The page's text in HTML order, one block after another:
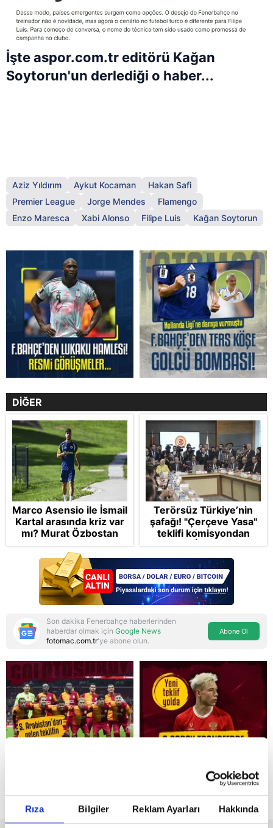
Rıza Bilgiler Reklam Ayarları Hakkında
Reddet
İşte aspor.com.tr editörü Kağan
Soytorun'un derlediği o haber...
Aziz Yıldırım Aykut Kocaman
Hakan Safi
Premier League
Jorge Mendes
Flamengo
Enzo Maresca
Xabi Alonso Filipe Luis Kağan Soytorun
DİĞER
Marco Asensio ile İsmail
Kartal arasında kriz var
mı? Murat Özbostan
analiz etti: Egoları da
yönetmelisiniz
Terörsüz Türkiye’nin
şafağı! "Çerçeve Yasa"
teklifi komisyondan
geçti: İP ve Yeni
Parti'den provokasyon
Son dakika Fenerbahçe haberlerinden
haberdar olmak için Google News
fotomac.com.tr'ye abone olun.
Abone Ol